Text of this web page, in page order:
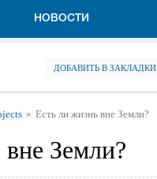
НОВОСТИ
ДОБАВИТЬ В ЗАКЛАДКИ
Есть ли жизнь вне Земли?
Земли?